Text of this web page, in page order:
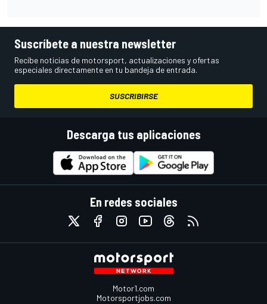
Suscríbete a nuestra newsletter
Recibe noticias de motorsport, actualizaciones y ofertas
especiales directamente en tu bandeja de entrada.
SUSCRIBIRSE
Descarga tus aplicaciones
En redes sociales
Motor1.com
Motorsportjobs.com